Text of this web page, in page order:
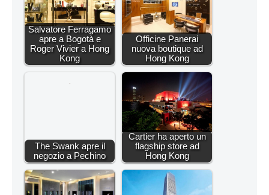
Salvatore Ferragamo
apre a Bogotà e
Roger Vivier a Hong
Kong
Officine Panerai
nuova boutique ad
Hong Kong
The Swank apre il
negozio a Pechino
Cartier ha aperto un
flagship store ad
Hong Kong